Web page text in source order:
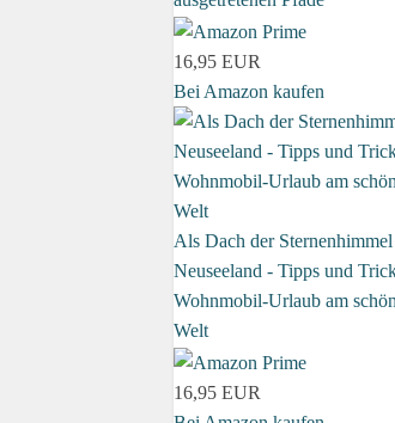
16,95 EUR
Bei Amazon kaufen
Als Dach der
Neuseeland - Tipps und
Wohnmobil-Urlaub am
Welt
16,95 EUR